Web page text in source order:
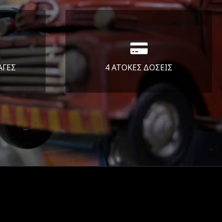
4 ΑΤΟΚΕΣ ΔΟΣΕΙΣ
Υποστηρίζουμε μέχρι και 4
άτοκες δόσεις